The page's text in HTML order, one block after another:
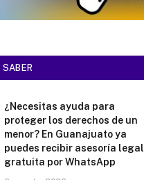
SABER
¿Necesitas ayuda para
proteger los derechos de un
menor? En Guanajuato ya
puedes recibir asesoría legal
gratuita por WhatsApp